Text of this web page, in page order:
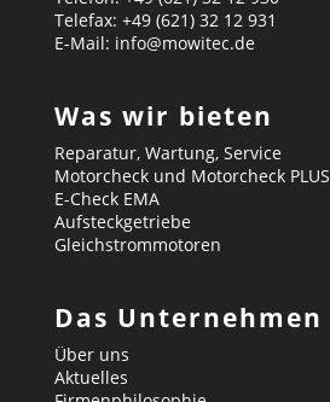
Telefax: +49 (621) 32 12 931
E-Mail: info@mowitec.de
Was wir bieten
Reparatur, Wartung, Service
Motorcheck und Motorcheck PLUS
E-Check EMA
Aufsteckgetriebe
Gleichstrommotoren
Das Unternehmen
Über uns
Aktuelles